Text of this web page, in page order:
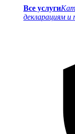
Все услуги
декларациям и